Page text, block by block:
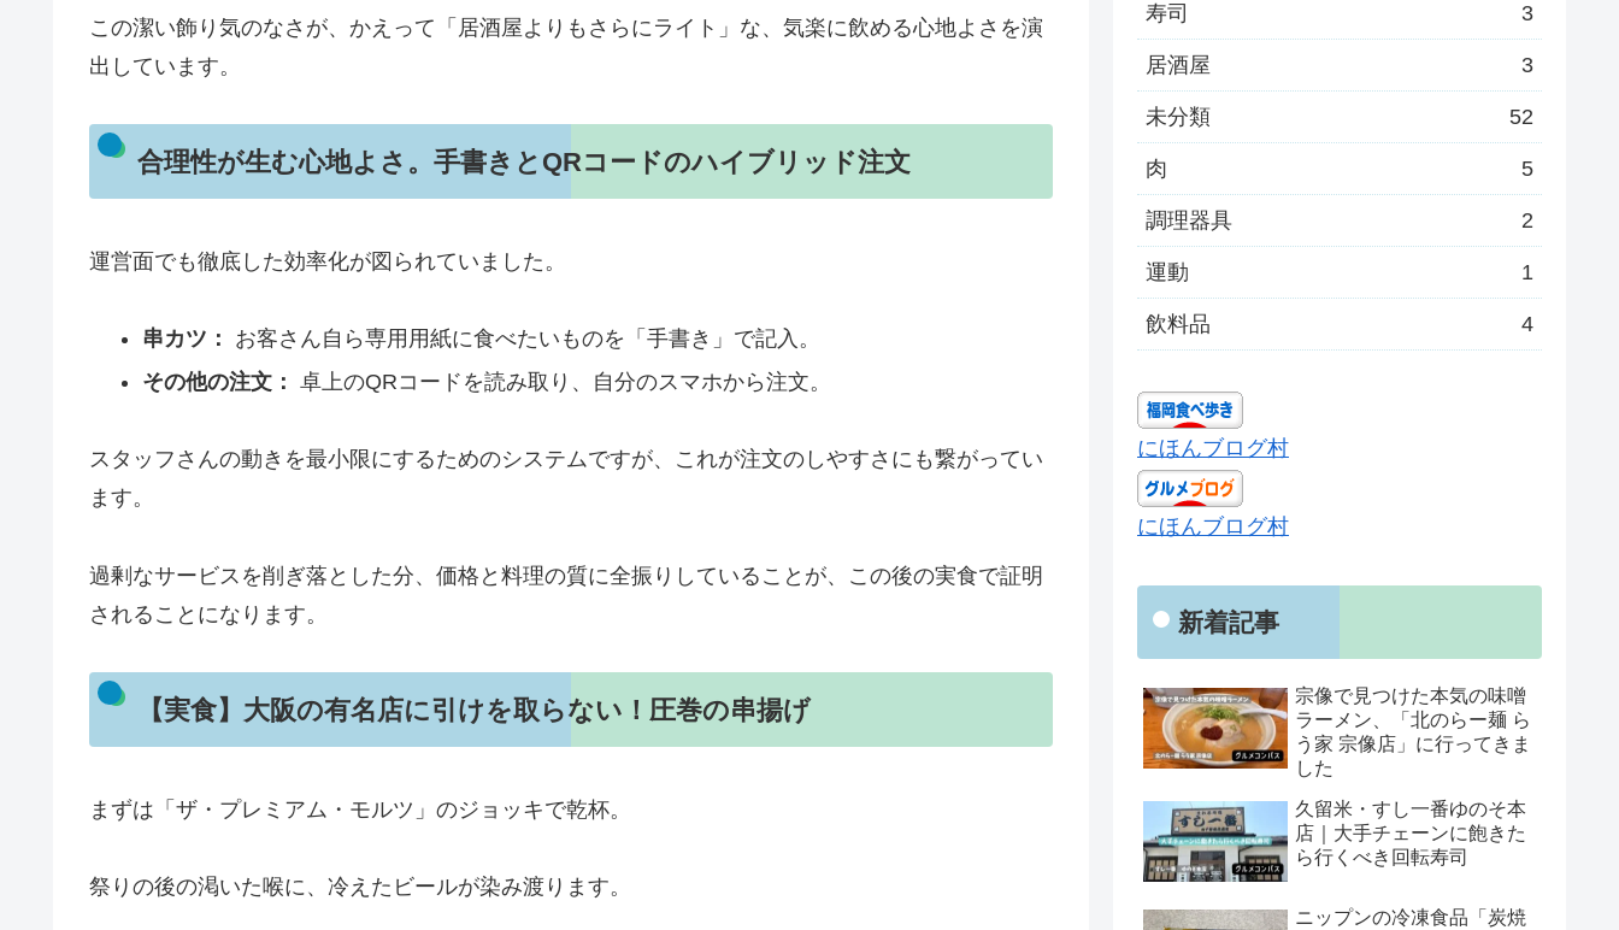
この潔い飾り気のなさが、かえって「居酒屋よりもさらにライト」な、気楽に飲める心地よさを演
出しています。
合理性が生む心地よさ。手書きとQRコードのハイブリッド注文
運営面でも徹底した効率化が図られていました。
串カツ：
お客さん自ら専用用紙に食べたいものを「手書き」で記入。
その他の注文： 卓上のQRコードを読み取り、自分のスマホから注文。
スタッフさんの動きを最小限にするためのシステムですが、これが注文のしやすさにも繋がってい
ます。
過剰なサービスを削ぎ落とした分、価格と料理の質に全振りしていることが、この後の実食で証明
されることになります。
【実食】大阪の有名店に引けを取らない！圧巻の串揚げ
まずは「ザ・プレミアム・モルツ」のジョッキで乾杯。
祭りの後の渇いた喉に、冷えたビールが染み渡ります。
寿司 3
居酒屋 3
未分類 52
肉 5
調理器具 2
運動 1
飲料品 4
にほんブログ村
にほんブログ村
新着記事
宗像で見つけた本気の味噌
ラーメン、「北のらー麺 ら
う家 宗像店」に行ってきま
した
久留米・すし一番ゆのそ本
店｜大手チェーンに飽きた
ら行くべき回転寿司
ニップンの冷凍食品「炭焼